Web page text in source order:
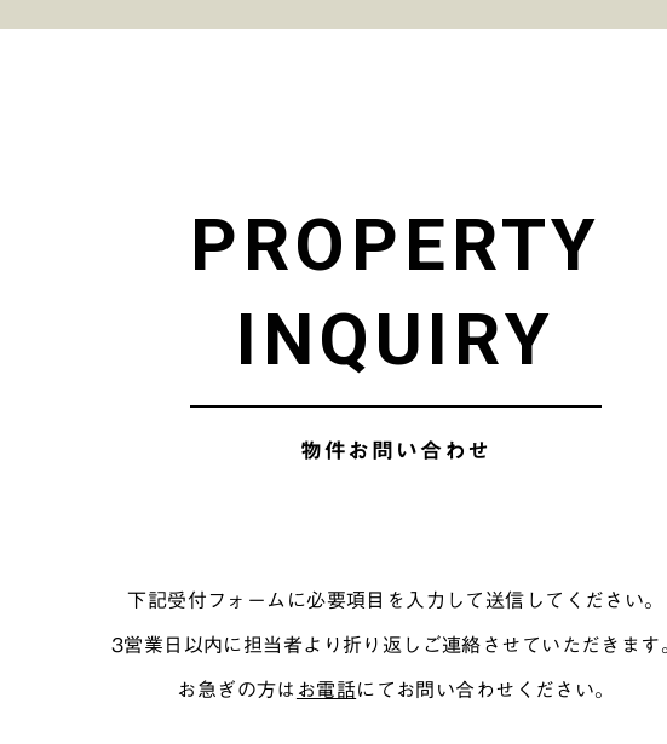
PROPERTY
INQUIRY
物件お問い合わせ
下記受付フォームに必要項目を入力して送信してください。
3営業日以内に担当者より折り返しご連絡させていただきます
お急ぎの方は お電話にてお問い合わせください。